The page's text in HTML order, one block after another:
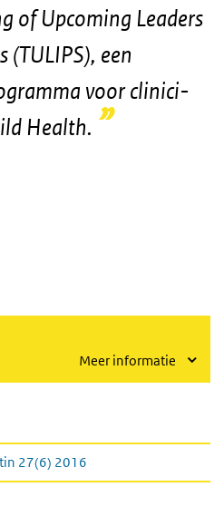
of Upcoming Leaders
(TULIPS), een
voor clinici-
Health.
Meer informatie
27(6) 2016